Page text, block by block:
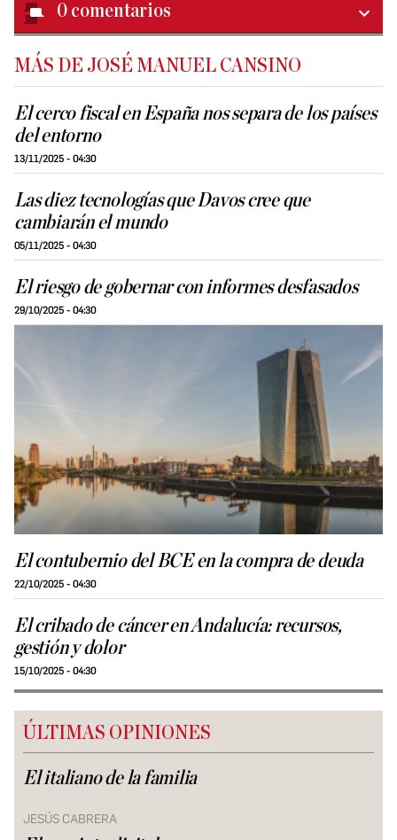
0 comentarios
MÁS DE JOSÉ MANUEL CANSINO
El cerco fiscal en España nos separa de los países
del entorno
13/11/2025 - 04:30
Las diez tecnologías que Davos cree que
cambiarán el mundo
05/11/2025 - 04:30
El riesgo de gobernar con informes desfasados
29/10/2025 - 04:30
El contubernio del BCE en la compra de deuda
22/10/2025 - 04:30
El cribado de cáncer en Andalucía: recursos,
gestión y dolor
15/10/2025 - 04:30
ÚLTIMAS OPINIONES
El italiano de la familia
JESÚS CABRERA